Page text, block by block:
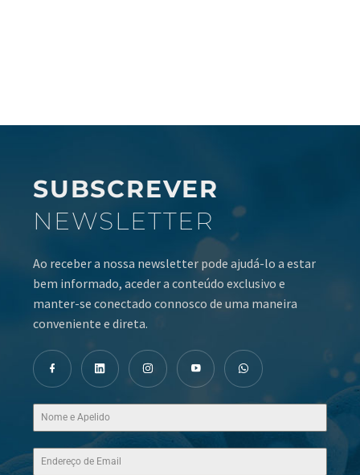
SUBSCREVER
NEWSLETTER
Ao receber a nossa newsletter pode ajudá-lo a estar
bem informado, aceder a conteúdo exclusivo e
manter-se conectado connosco de uma maneira
conveniente e direta.